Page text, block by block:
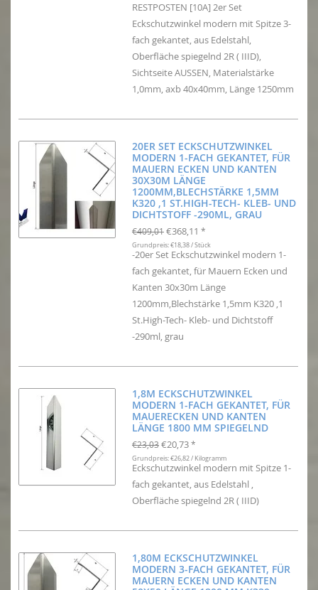
RESTPOSTEN [10A] 2er Set
Eckschutzwinkel modern mit Spitze 3-
fach gekantet, aus Edelstahl,
Oberfläche spiegelnd 2R ( IIID),
Sichtseite AUSSEN, Materialstärke
1,0mm, axb 40x40mm, Länge 1250mm
20ER SET ECKSCHUTZWINKEL
MODERN 1-FACH GEKANTET, FÜR
MAUERN ECKEN UND KANTEN
30X30M LÄNGE
1200MM,BLECHSTÄRKE 1,5MM
K320 ,1 ST.HIGH-TECH- KLEB- UND
DICHTSTOFF -290ML, GRAU
€409,01 €368,11 *
Grundpreis: €18,38 / Stück
-20er Set Eckschutzwinkel modern 1-
fach gekantet, für Mauern Ecken und
Kanten 30x30m Länge
1200mm,Blechstärke 1,5mm K320 ,1
St.High-Tech- Kleb- und Dichtstoff
-290ml, grau
1,8M ECKSCHUTZWINKEL
MODERN 1-FACH GEKANTET, FÜR
MAUERECKEN UND KANTEN
LÄNGE 1800 MM SPIEGELND
€23,03 €20,73 *
Grundpreis: €26,82 / Kilogramm
Eckschutzwinkel modern mit Spitze 1-
fach gekantet, aus Edelstahl ,
Oberfläche spiegelnd 2R ( IIID)
1,80M ECKSCHUTZWINKEL
MODERN 3-FACH GEKANTET, FÜR
MAUERN ECKEN UND KANTEN